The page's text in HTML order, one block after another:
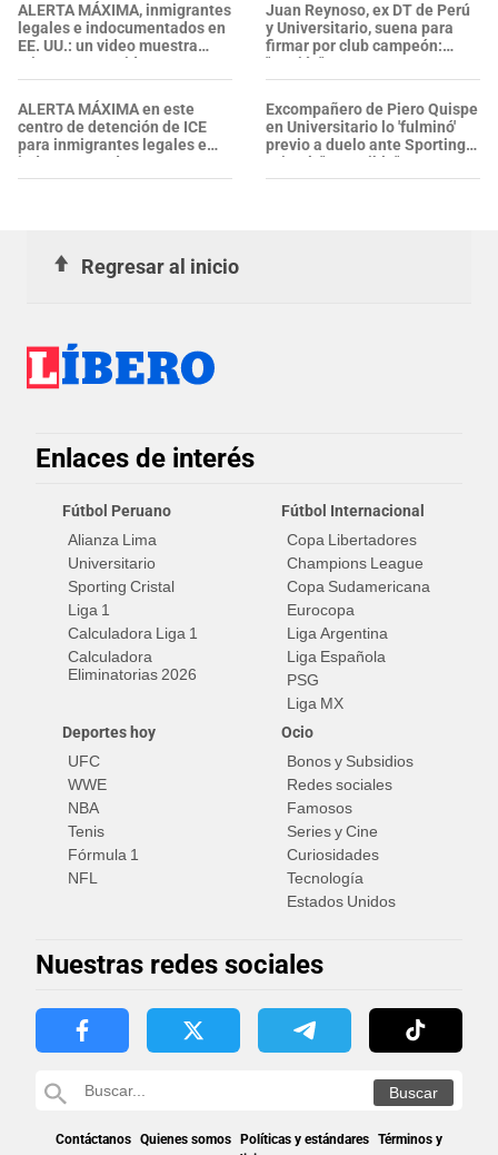
ALERTA MÁXIMA, inmigrantes
legales e indocumentados en
EE. UU.: un video muestra
criaturas parecidas a
GUSANOS en el AGUA
POTABLE de un centro del ICE
ALERTA MÁXIMA en este
centro de detención de ICE
para inmigrantes legales e
indocumentados en EE. UU.:
SALVADOREÑO falleció tras
Juan Reynoso, ex DT de Perú
y Universitario, suena para
firmar por club campeón:
"Opción"
Excompañero de Piero Quispe
en Universitario lo 'fulminó'
previo a duelo ante Sporting
Cristal: "Imposible"
Regresar al inicio
Enlaces de interés
Fútbol Peruano
Alianza Lima
Universitario
Sporting Cristal
Liga 1
Calculadora Liga 1
Calculadora
Eliminatorias 2026
Fútbol Internacional
Copa Libertadores
Champions League
Copa Sudamericana
Eurocopa
Liga Argentina
Liga Española
PSG
Liga MX
Deportes hoy
UFC
WWE
NBA
Tenis
Fórmula 1
NFL
Ocio
Bonos y Subsidios
Redes sociales
Famosos
Series y Cine
Curiosidades
Tecnología
Estados Unidos
Nuestras redes sociales
Contáctanos Quienes somos Políticas y estándares Términos y